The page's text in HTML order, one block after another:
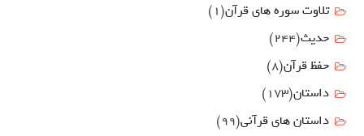
تلاوت سوره های قرآن(1)
حدیث(244)
حفظ قرآن(8)
داستان(173)
داستان های قرآنی(99)